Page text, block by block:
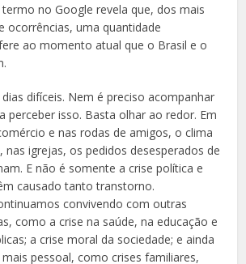
no Google revela que, dos mais
ocorrências, uma quantidade
ao momento atual que o Brasil e o
difíceis. Nem é preciso acompanhar
perceber isso. Basta olhar ao redor. Em
e nas rodas de amigos, o clima
nas igrejas, os pedidos desesperados de
E não é somente a crise política e
causado tanto transtorno.
convivendo com outras
como a crise na saúde, na educação e
a crise moral da sociedade; e ainda
pessoal, como crises familiares,